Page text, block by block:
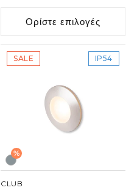
τιμή
Ορίστε επιλογές
SALE IP54
%
CLUB